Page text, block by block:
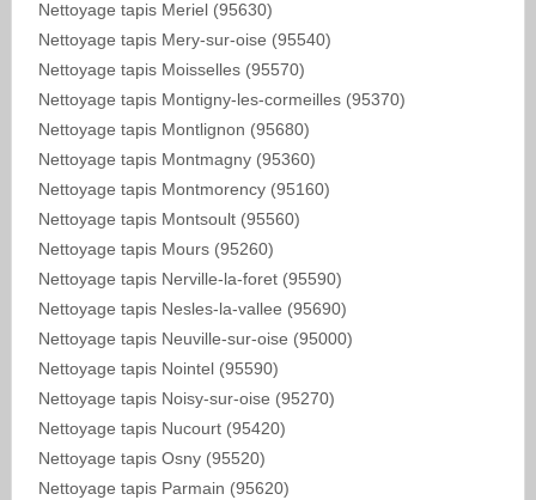
Nettoyage tapis Meriel (95630)
Nettoyage tapis Mery-sur-oise (95540)
Nettoyage tapis Moisselles (95570)
Nettoyage tapis Montigny-les-cormeilles (95370)
Nettoyage tapis Montlignon (95680)
Nettoyage tapis Montmagny (95360)
Nettoyage tapis Montmorency (95160)
Nettoyage tapis Montsoult (95560)
Nettoyage tapis Mours (95260)
Nettoyage tapis Nerville-la-foret (95590)
Nettoyage tapis Nesles-la-vallee (95690)
Nettoyage tapis Neuville-sur-oise (95000)
Nettoyage tapis Nointel (95590)
Nettoyage tapis Noisy-sur-oise (95270)
Nettoyage tapis Nucourt (95420)
Nettoyage tapis Osny (95520)
Nettoyage tapis Parmain (95620)